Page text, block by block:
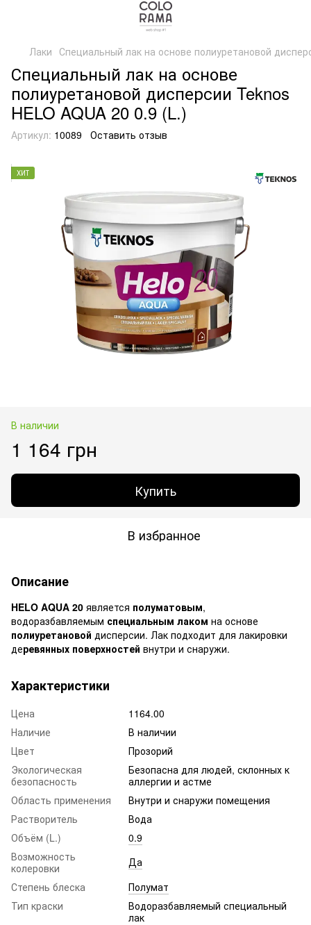
Лаки Специальный лак на основе полиуретановой
Специальный лак на основе
полиуретановой дисперсии Teknos
HELO AQUA 20 0.9 (L.)
Артикул: 10089 Оставить отзыв
ХИТ
В наличии
1 164 грн
Купить
В избранное
Описание
HELO AQUA 20 является полуматовым,
водоразбавляемым специальным лаком на основе
полиуретановой дисперсии. Лак подходит для лакировки
деревянных поверхностей внутри и снаружи.
Характеристики
Цена
1164.00
Наличие
В наличии
Цвет
Прозорий
Экологическая
безопасность
Безопасна для людей, склонных к
аллергии и астме
Область применения
Внутри и снаружи помещения
Растворитель
Вода
Объём (L.)
0.9
Возможность
колеровки
Да
Степень блеска
Полумат
Тип краски
Водоразбавляемый специальный
лак